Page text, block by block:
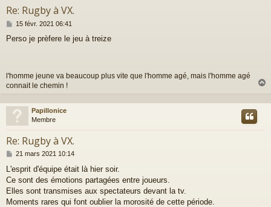
Re: Rugby à VX.
M
s
e
15 févr. 2021 06:41
Perso je prèfere le jeu à treize
l'homme jeune va beaucoup plus vite que l'homme agé, mais l'homme agé
connait le chemin !
u
Papillonice
Membre
Re: Rugby à VX.
M
s
s
a
g
21 mars 2021 10:14
L'esprit d'équipe était là hier soir.
Ce sont des émotions partagées entre joueurs.
Elles sont transmises aux spectateurs devant la tv.
Moments rares qui font oublier la morosité de cette période.